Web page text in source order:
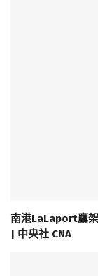
南港LaLaport鷹
| 中央社 CNA